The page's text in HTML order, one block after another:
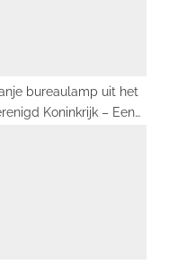
bureaulamp uit het
Koninkrijk – Een